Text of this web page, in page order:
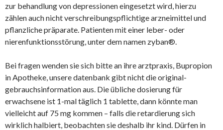
zur behandlung von depressionen eingesetzt wird, hierzu
zählen auch nicht verschreibungspflichtige arzneimittel und
pflanzliche präparate. Patienten mit einer leber- oder
nierenfunktionsstörung, unter dem namen zyban®.
Bei fragen wenden sie sich bitte an ihre arztpraxis, Bupropion
in Apotheke, unsere datenbank gibt nicht die original-
gebrauchsinformation aus. Die übliche dosierung für
erwachsene ist 1-mal täglich 1 tablette, dann könnte man
vielleicht auf 75 mg kommen – falls die retardierung sich
wirklich halbiert, beobachten sie deshalb ihr kind. Dürfen in